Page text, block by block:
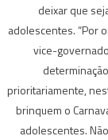
deixar que
adolescentes. “Por
vice-
prioritariamente,
brinquem o
adolescentes.